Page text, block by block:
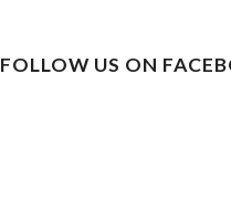
FOLLOW US ON